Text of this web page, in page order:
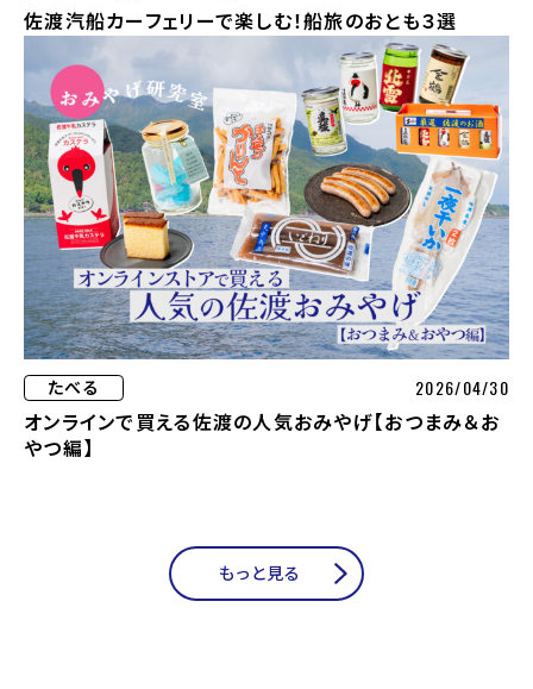
佐渡汽船カーフェリーで楽しむ！船旅のおとも３選
たべる 2026/04/30
オンラインで買える佐渡の人気おみやげ【おつまみ＆お
やつ編】
もっと見る